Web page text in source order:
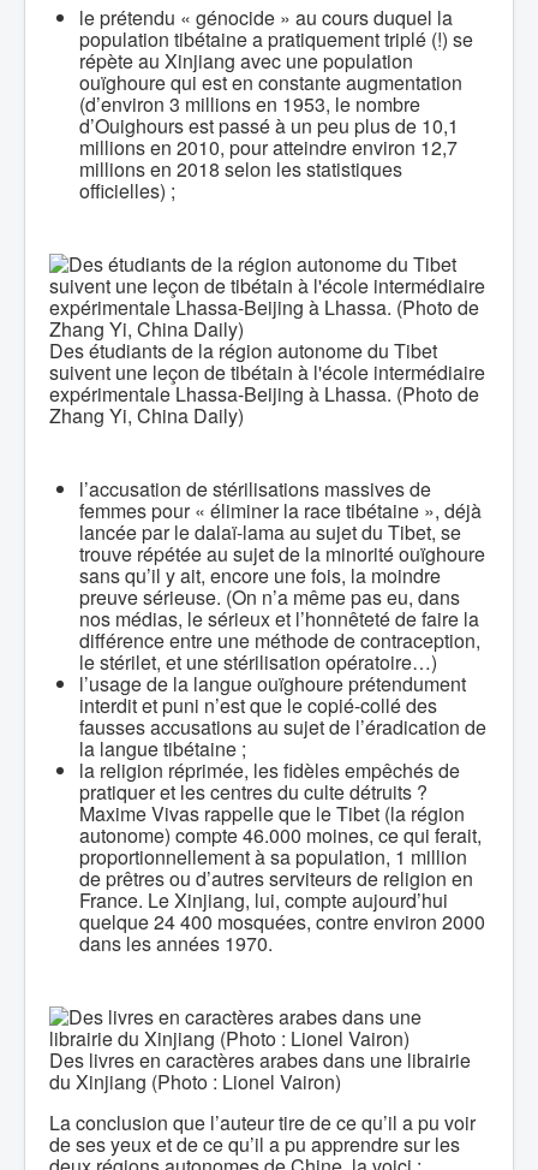
le prétendu « génocide » au cours duquel la
population tibétaine a pratiquement triplé (!) se
répète au Xinjiang avec une population
ouïghoure qui est en constante augmentation
(d’environ 3 millions en 1953, le nombre
d’Ouighours est passé à un peu plus de 10,1
millions en 2010, pour atteindre environ 12,7
millions en 2018 selon les statistiques
officielles) ;
Des étudiants de la région autonome du Tibet
suivent une leçon de tibétain à l'école intermédiaire
expérimentale Lhassa-Beijing à Lhassa. (Photo de
Zhang Yi, China Daily)
l’accusation de stérilisations massives de
femmes pour « éliminer la race tibétaine », déjà
lancée par le dalaï-lama au sujet du Tibet, se
trouve répétée au sujet de la minorité ouïghoure
sans qu’il y ait, encore une fois, la moindre
preuve sérieuse. (On n’a même pas eu, dans
nos médias, le sérieux et l’honnêteté de faire la
différence entre une méthode de contraception,
le stérilet, et une stérilisation opératoire…)
l’usage de la langue ouïghoure prétendument
interdit et puni n’est que le copié-collé des
fausses accusations au sujet de l’éradication de
la langue tibétaine ;
la religion réprimée, les fidèles empêchés de
pratiquer et les centres du culte détruits ?
Maxime Vivas rappelle que le Tibet (la région
autonome) compte 46.000 moines, ce qui ferait,
proportionnellement à sa population, 1 million
de prêtres ou d’autres serviteurs de religion en
France. Le Xinjiang, lui, compte aujourd’hui
quelque 24 400 mosquées, contre environ 2000
dans les années 1970.
Des livres en caractères arabes dans une librairie
du Xinjiang (Photo : Lionel Vairon)
La conclusion que l’auteur tire de ce qu’il a pu voir
de ses yeux et de ce qu’il a pu apprendre sur les